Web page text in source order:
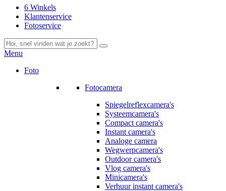
6 Winkels
Klantenservice
Fotoservice
Menu
Foto
Fotocamera
Spiegelreflexcamera's
Systeemcamera's
Compact camera's
Instant camera's
Analoge camera
Wegwerpcamera's
Outdoor camera's
Vlog camera's
Minicamera's
Verhuur instant camera's